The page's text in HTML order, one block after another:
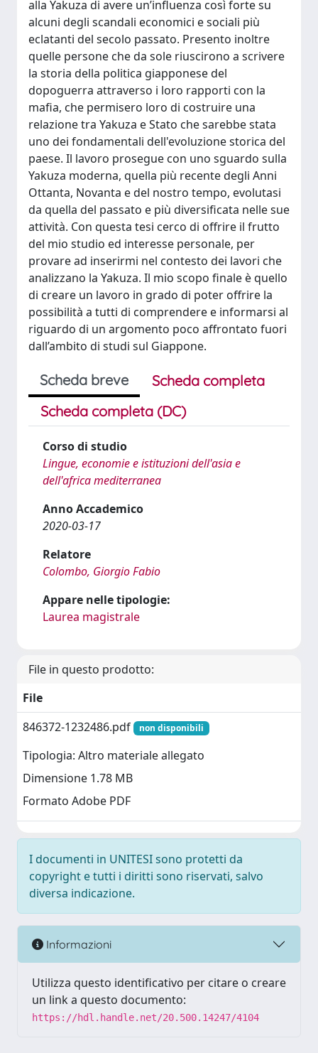
alla Yakuza di avere un’influenza così forte su
alcuni degli scandali economici e sociali più
eclatanti del secolo passato. Presento inoltre
quelle persone che da sole riuscirono a scrivere
la storia della politica giapponese del
dopoguerra attraverso i loro rapporti con la
mafia, che permisero loro di costruire una
relazione tra Yakuza e Stato che sarebbe stata
uno dei fondamentali dell'evoluzione storica del
paese. Il lavoro prosegue con uno sguardo sulla
Yakuza moderna, quella più recente degli Anni
Ottanta, Novanta e del nostro tempo, evolutasi
da quella del passato e più diversificata nelle sue
attività. Con questa tesi cerco di offrire il frutto
del mio studio ed interesse personale, per
provare ad inserirmi nel contesto dei lavori che
analizzano la Yakuza. Il mio scopo finale è quello
di creare un lavoro in grado di poter offrire la
possibilità a tutti di comprendere e informarsi al
riguardo di un argomento poco affrontato fuori
dall’ambito di studi sul Giappone.
Scheda breve
Scheda completa
Scheda completa (DC)
Corso di studio
Lingue, economie e istituzioni dell'asia e
dell'africa mediterranea
Anno Accademico
2020-03-17
Relatore
Colombo, Giorgio Fabio
Appare nelle tipologie:
Laurea magistrale
File in questo prodotto:
File
846372-1232486.pdf
non disponibili
Tipologia: Altro materiale allegato
Dimensione 1.78 MB
Formato Adobe PDF
I documenti in UNITESI sono protetti da
copyright e tutti i diritti sono riservati, salvo
diversa indicazione.
Informazioni
Utilizza questo identificativo per citare o creare
un link a questo documento:
https://hdl.handle.net/20.500.14247/4104